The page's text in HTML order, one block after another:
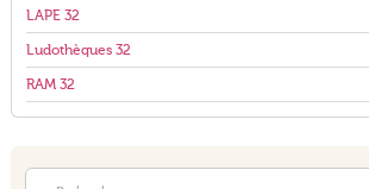
LAPE 32
Ludothèques 32
RAM 32